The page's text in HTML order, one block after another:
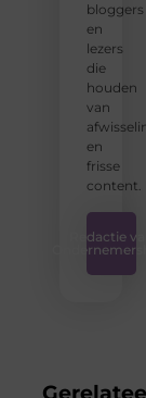
bloggers
en
lezers
die
houden
van
en
frisse
content.
Redactie van